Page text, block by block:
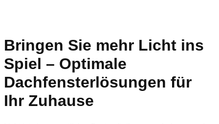
Bringen Sie mehr Licht ins
Spiel – Optimale
Dachfensterlösungen für
Ihr Zuhause